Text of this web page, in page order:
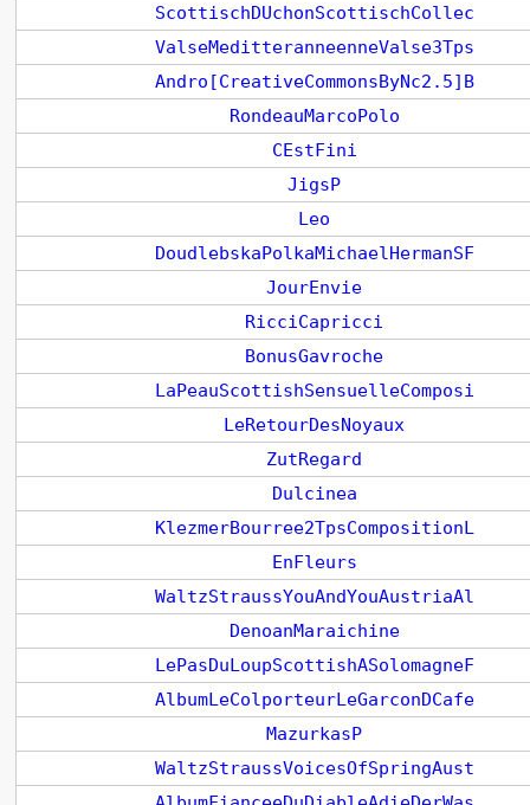
ScottischDUchonScottischCollec
ValseMeditteranneenneValse3Tps
Andro[CreativeCommonsByNc2.5]B
RondeauMarcoPolo
CEstFini
JigsP
Leo
DoudlebskaPolkaMichaelHermanSF
JourEnvie
RicciCapricci
BonusGavroche
LaPeauScottishSensuelleComposi
LeRetourDesNoyaux
ZutRegard
Dulcinea
KlezmerBourree2TpsCompositionL
EnFleurs
WaltzStraussYouAndYouAustriaAl
DenoanMaraichine
LePasDuLoupScottishASolomagneF
AlbumLeColporteurLeGarconDCafe
MazurkasP
WaltzStraussVoicesOfSpringAust